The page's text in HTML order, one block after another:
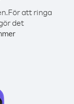
För att ringa
det